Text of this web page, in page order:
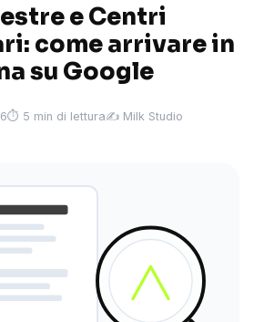
e Centri
come arrivare in
su Google
⏱ 5 min di lettura✍️ Milk Studio